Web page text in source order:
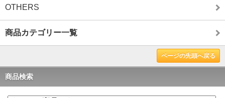
OTHERS
商品カテゴリー一覧
ページの先頭へ戻る
商品検索